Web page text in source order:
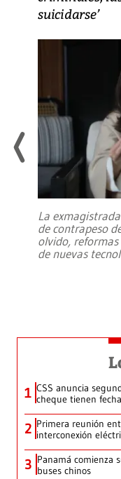
suicidarse’
La
de contrapeso
olvido,
de nuevas
1 CSS anuncia
cheque tienen
2 Primera reunión
interconexión
3 Panamá comienza
buses chinos